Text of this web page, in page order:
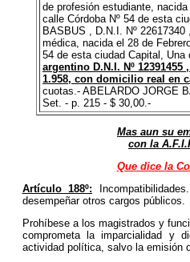
de profesión estudiante,
calle Córdoba Nº 54 de esta
BASBUS , D.N.I. Nº 22617340
médica, nacida el 28 de
54 de esta ciudad Capital,
argentino D.N.I. Nº 12391455
1.958, con domicilio real en
cuotas.- ABELARDO JORGE
Set. - p. 215 - $ 30,00.-
Mas aun su
con la
Que dice la
Artículo 188º:
desempeñar otros cargos públicos.
Prohíbese a los magistrados y
comprometa la imparcialidad y
actividad política, salvo la emisión